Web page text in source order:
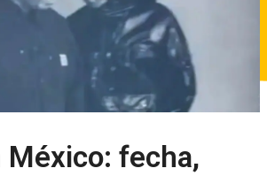
México: fecha,